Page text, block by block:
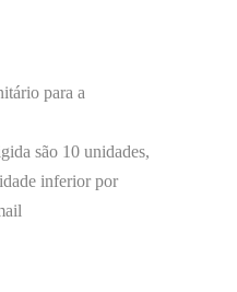
para a
são 10 unidades,
inferior por